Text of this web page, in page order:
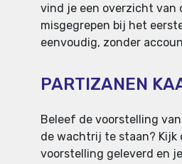
vind je een overzicht van
misgegrepen bij het
eenvoudig, zonder
PARTIZANEN
Beleef de voorstelling
de wachtrij te staan? Kijk
voorstelling geleverd en